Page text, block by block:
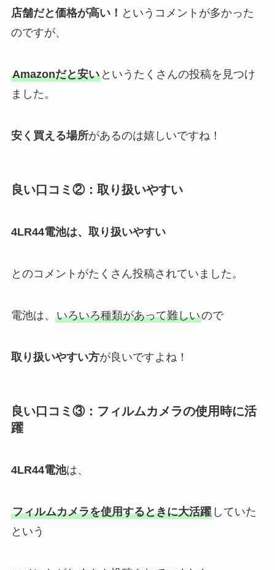
店舗だと価格が高い！ というコメントが多かった
のですが、
Amazonだと安いというたくさんの投稿を見つけ
ました。
安く買える場所があるのは嬉しいですね！
良い口コミ②：取り扱いやすい
4LR44電池は、取り扱いやすい
とのコメントがたくさん投稿されていました。
電池は、 いろいろ種類があって難しいので
取り扱いやすい方が良いですよね！
良い口コミ③：フィルムカメラの使用時に活
躍
4LR44電池は、
フィルムカメラを使用するときに大活躍していた
という